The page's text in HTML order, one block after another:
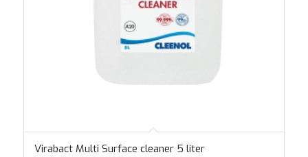
Virabact Multi Surface cleaner 5 liter